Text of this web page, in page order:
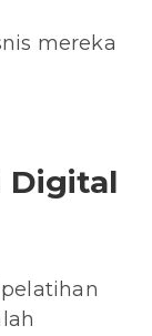
mereka
Digital